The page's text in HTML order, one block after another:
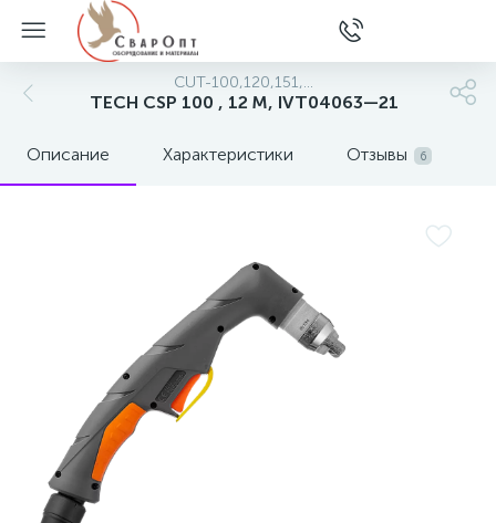
CUT-100,120,151,...
TECH CSP 100 , 12 М, IVT04063—21
Описание Характеристики Отзывы 6